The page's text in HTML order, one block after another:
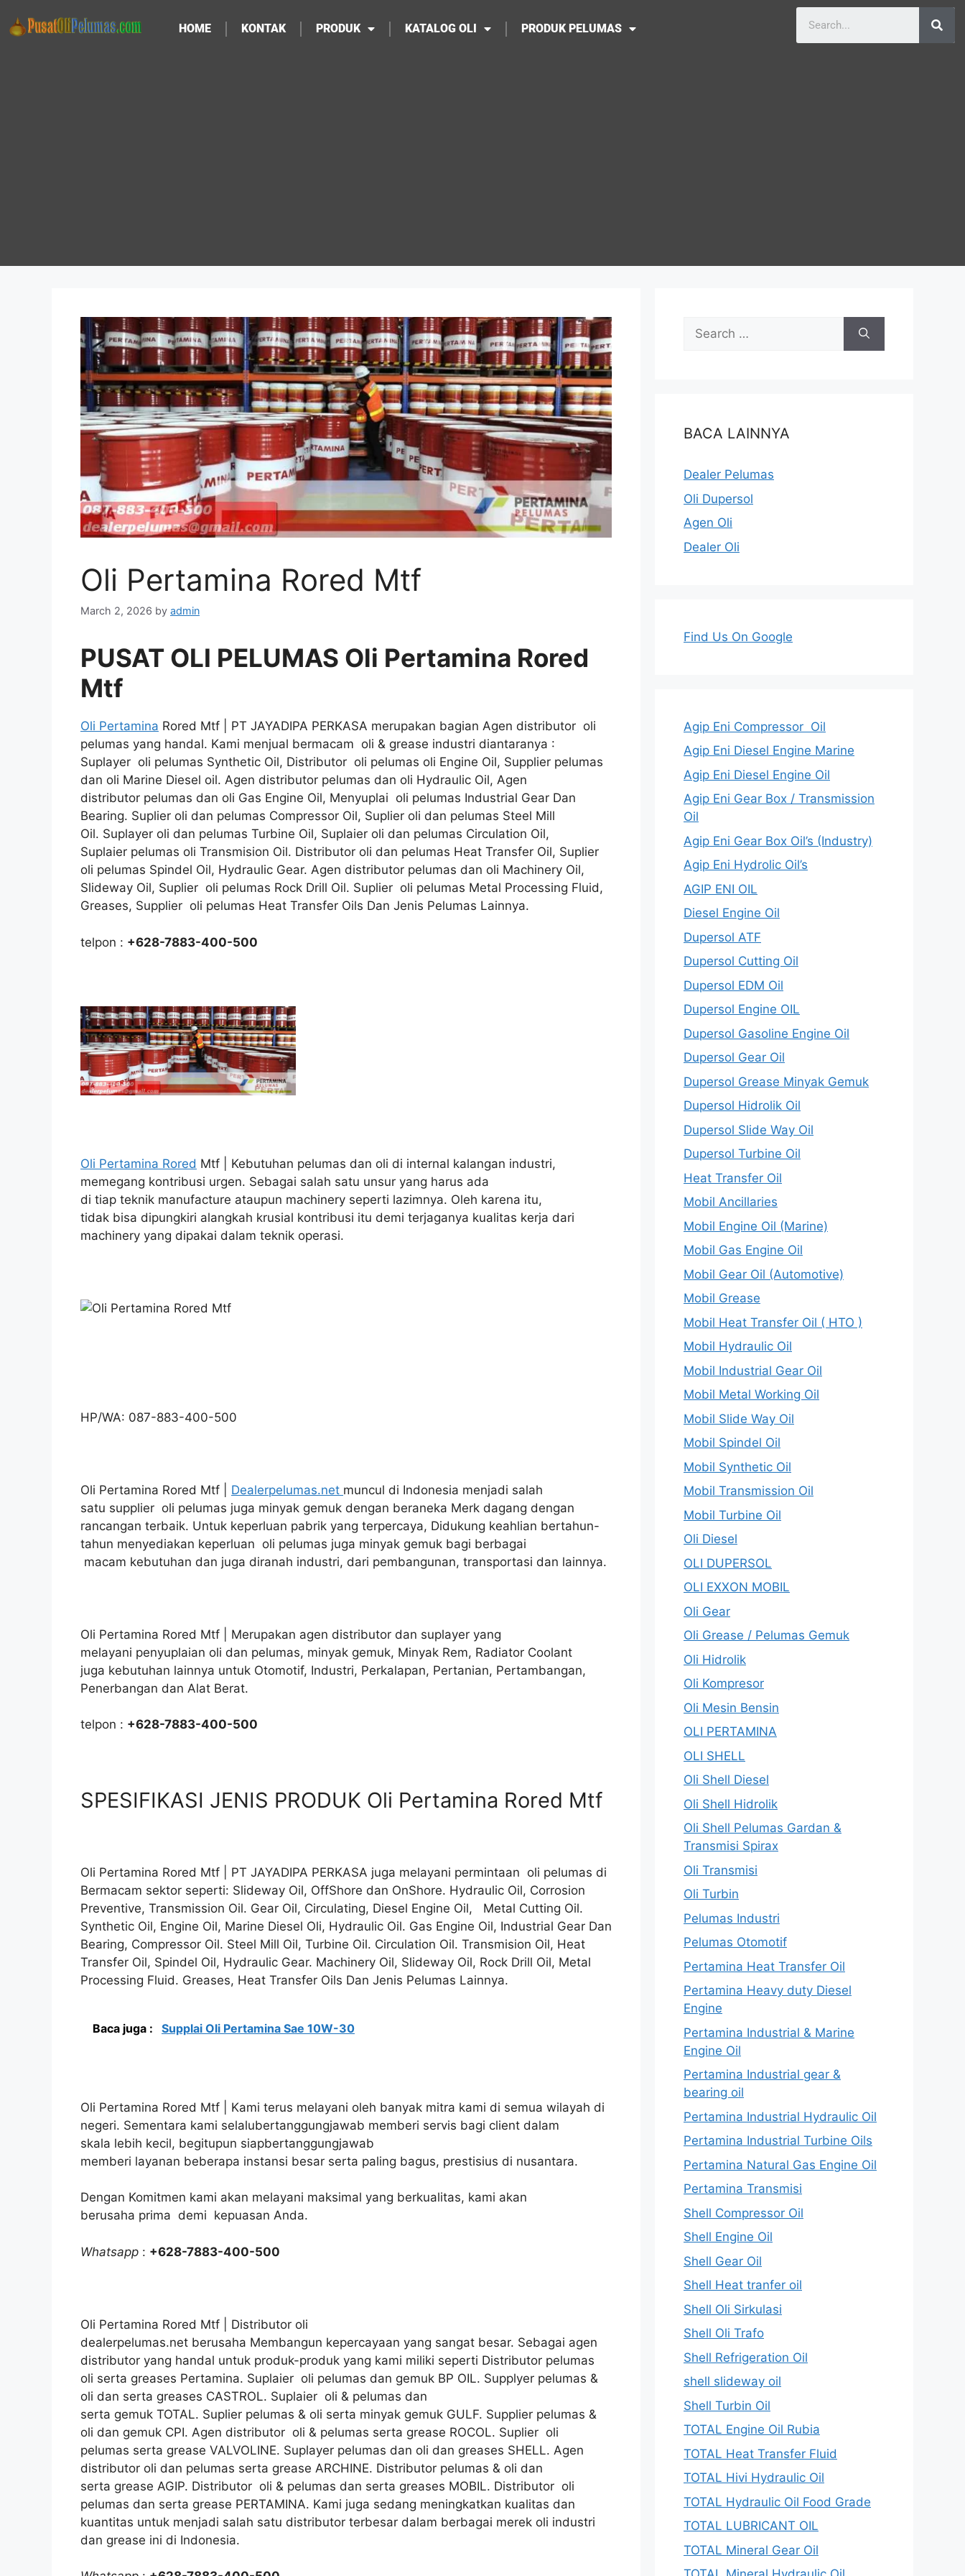
HOME KONTAK PRODUK KATALOG OLI PRODUK PELUMAS
Oli Pertamina Rored Mtf
March 2, 2026 by admin
PUSAT OLI PELUMAS Oli Pertamina Rored
Mtf
Oli Pertamina Rored Mtf | PT JAYADIPA PERKASA merupakan bagian Agen distributor oli
pelumas yang handal. Kami menjual bermacam oli & grease industri diantaranya :
Suplayer oli pelumas Synthetic Oil, Distributor oli pelumas oli Engine Oil, Supplier pelumas
dan oli Marine Diesel oil. Agen distributor pelumas dan oli Hydraulic Oil, Agen
distributor pelumas dan oli Gas Engine Oil, Menyuplai oli pelumas Industrial Gear Dan
Bearing. Suplier oli dan pelumas Compressor Oil, Suplier oli dan pelumas Steel Mill
Oil. Suplayer oli dan pelumas Turbine Oil, Suplaier oli dan pelumas Circulation Oil,
Suplaier pelumas oli Transmision Oil. Distributor oli dan pelumas Heat Transfer Oil, Suplier
oli pelumas Spindel Oil, Hydraulic Gear. Agen distributor pelumas dan oli Machinery Oil,
Slideway Oil, Suplier oli pelumas Rock Drill Oil. Suplier oli pelumas Metal Processing Fluid,
Greases, Supplier oli pelumas Heat Transfer Oils Dan Jenis Pelumas Lainnya.
telpon : +628-7883-400-500
Oli Pertamina Rored Mtf | Kebutuhan pelumas dan oli di internal kalangan industri,
memegang kontribusi urgen. Sebagai salah satu unsur yang harus ada
di tiap teknik manufacture ataupun machinery seperti lazimnya. Oleh karena itu,
tidak bisa dipungkiri alangkah krusial kontribusi itu demi terjaganya kualitas kerja dari
machinery yang dipakai dalam teknik operasi.
HP/WA: 087-883-400-500
Oli Pertamina Rored Mtf | Dealerpelumas.net muncul di Indonesia menjadi salah
satu supplier oli pelumas juga minyak gemuk dengan beraneka Merk dagang dengan
rancangan terbaik. Untuk keperluan pabrik yang terpercaya, Didukung keahlian bertahun-
tahun menyediakan keperluan oli pelumas juga minyak gemuk bagi berbagai
macam kebutuhan dan juga diranah industri, dari pembangunan, transportasi dan lainnya.
Oli Pertamina Rored Mtf | Merupakan agen distributor dan suplayer yang
melayani penyuplaian oli dan pelumas, minyak gemuk, Minyak Rem, Radiator Coolant
juga kebutuhan lainnya untuk Otomotif, Industri, Perkalapan, Pertanian, Pertambangan,
Penerbangan dan Alat Berat.
telpon : +628-7883-400-500
SPESIFIKASI JENIS PRODUK Oli Pertamina Rored Mtf
Oli Pertamina Rored Mtf | PT JAYADIPA PERKASA juga melayani permintaan oli pelumas di
Bermacam sektor seperti: Slideway Oil, OffShore dan OnShore. Hydraulic Oil, Corrosion
Preventive, Transmission Oil. Gear Oil, Circulating, Diesel Engine Oil, Metal Cutting Oil.
Synthetic Oil, Engine Oil, Marine Diesel Oli, Hydraulic Oil. Gas Engine Oil, Industrial Gear Dan
Bearing, Compressor Oil. Steel Mill Oil, Turbine Oil. Circulation Oil. Transmision Oil, Heat
Transfer Oil, Spindel Oil, Hydraulic Gear. Machinery Oil, Slideway Oil, Rock Drill Oil, Metal
Processing Fluid. Greases, Heat Transfer Oils Dan Jenis Pelumas Lainnya.
Baca juga : Supplai Oli Pertamina Sae 10W-30
Oli Pertamina Rored Mtf | Kami terus melayani oleh banyak mitra kami di semua wilayah di
negeri. Sementara kami selalubertanggungjawab memberi servis bagi client dalam
skala lebih kecil, begitupun siapbertanggungjawab
memberi layanan beberapa instansi besar serta paling bagus, prestisius di nusantara.
Dengan Komitmen kami akan melayani maksimal yang berkualitas, kami akan
berusaha prima demi kepuasan Anda.
Whatsapp : +628-7883-400-500
Oli Pertamina Rored Mtf | Distributor oli
dealerpelumas.net berusaha Membangun kepercayaan yang sangat besar. Sebagai agen
distributor yang handal untuk produk-produk yang kami miliki seperti Distributor pelumas
oli serta greases Pertamina. Suplaier oli pelumas dan gemuk BP OIL. Supplyer pelumas &
oli dan serta greases CASTROL. Suplaier oli & pelumas dan
serta gemuk TOTAL. Suplier pelumas & oli serta minyak gemuk GULF. Supplier pelumas &
oli dan gemuk CPI. Agen distributor oli & pelumas serta grease ROCOL. Suplier oli
pelumas serta grease VALVOLINE. Suplayer pelumas dan oli dan greases SHELL. Agen
distributor oli dan pelumas serta grease ARCHINE. Distributor pelumas & oli dan
serta grease AGIP. Distributor oli & pelumas dan serta greases MOBIL. Distributor oli
pelumas dan serta grease PERTAMINA. Kami juga sedang meningkatkan kualitas dan
kuantitas untuk menjadi salah satu distributor terbesar dalam berbagai merek oli industri
dan grease ini di Indonesia.
BACA LAINNYA
Dealer Pelumas
Oli Dupersol
Agen Oli
Dealer Oli
Find Us On Google
Agip Eni Compressor Oil
Agip Eni Diesel Engine Marine
Agip Eni Diesel Engine Oil
Agip Eni Gear Box / Transmission
Oil
Agip Eni Gear Box Oil’s (Industry)
Agip Eni Hydrolic Oil’s
AGIP ENI OIL
Diesel Engine Oil
Dupersol ATF
Dupersol Cutting Oil
Dupersol EDM Oil
Dupersol Engine OIL
Dupersol Gasoline Engine Oil
Dupersol Gear Oil
Dupersol Grease Minyak Gemuk
Dupersol Hidrolik Oil
Dupersol Slide Way Oil
Dupersol Turbine Oil
Heat Transfer Oil
Mobil Ancillaries
Mobil Engine Oil (Marine)
Mobil Gas Engine Oil
Mobil Gear Oil (Automotive)
Mobil Grease
Mobil Heat Transfer Oil ( HTO )
Mobil Hydraulic Oil
Mobil Industrial Gear Oil
Mobil Metal Working Oil
Mobil Slide Way Oil
Mobil Spindel Oil
Mobil Synthetic Oil
Mobil Transmission Oil
Mobil Turbine Oil
Oli Diesel
OLI DUPERSOL
OLI EXXON MOBIL
Oli Gear
Oli Grease / Pelumas Gemuk
Oli Hidrolik
Oli Kompresor
Oli Mesin Bensin
OLI PERTAMINA
OLI SHELL
Oli Shell Diesel
Oli Shell Hidrolik
Oli Shell Pelumas Gardan &
Transmisi Spirax
Oli Transmisi
Oli Turbin
Pelumas Industri
Pelumas Otomotif
Pertamina Heat Transfer Oil
Pertamina Heavy duty Diesel
Engine
Pertamina Industrial & Marine
Engine Oil
Pertamina Industrial gear &
bearing oil
Pertamina Industrial Hydraulic Oil
Pertamina Industrial Turbine Oils
Pertamina Natural Gas Engine Oil
Pertamina Transmisi
Shell Compressor Oil
Shell Engine Oil
Shell Gear Oil
Shell Heat tranfer oil
Shell Oli Sirkulasi
Shell Oli Trafo
Shell Refrigeration Oil
shell slideway oil
Shell Turbin Oil
TOTAL Engine Oil Rubia
TOTAL Heat Transfer Fluid
TOTAL Hivi Hydraulic Oil
TOTAL Hydraulic Oil Food Grade
TOTAL LUBRICANT OIL
TOTAL Mineral Gear Oil